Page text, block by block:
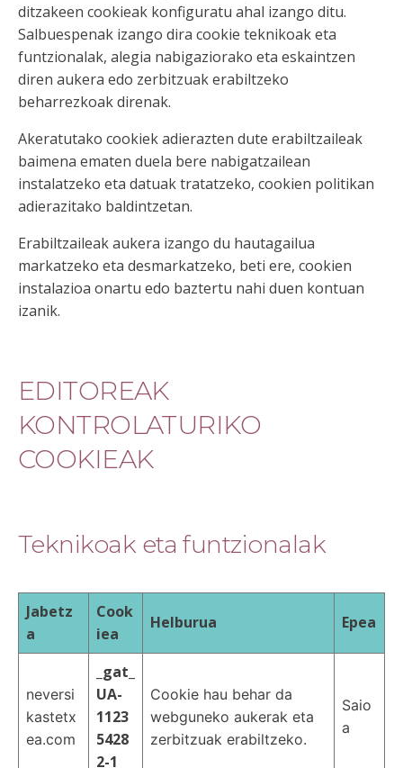
ditzakeen cookieak konfiguratu ahal izango ditu.
Salbuespenak izango dira cookie teknikoak eta
funtzionalak, alegia nabigaziorako eta eskaintzen
diren aukera edo zerbitzuak erabiltzeko
beharrezkoak direnak.
Akeratutako cookiek adierazten dute erabiltzaileak
baimena ematen duela bere nabigatzailean
instalatzeko eta datuak tratatzeko, cookien politikan
adierazitako baldintzetan.
Erabiltzaileak aukera izango du hautagailua
markatzeko eta desmarkatzeko, beti ere, cookien
instalazioa onartu edo baztertu nahi duen kontuan
izanik.
EDITOREAK
KONTROLATURIKO
COOKIEAK
Teknikoak eta funtzionalak
Jabetz
a
Cook
iea
Helburua Epea
neversi
kastetx
ea.com
_gat_
UA-
1123
5428
2-1
Cookie hau behar da
webguneko aukerak eta
zerbitzuak erabiltzeko.
Saio
a